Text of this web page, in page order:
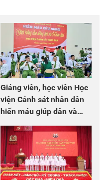
Giảng viên, học viên Học
viện Cảnh sát nhân dân
hiến máu giúp dân và